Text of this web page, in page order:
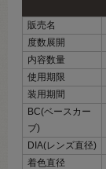
販売名
度数展開
内容数量
使用期限
装用期間
BC(ベースカー
ブ)
DIA(レンズ直径)
着色直径